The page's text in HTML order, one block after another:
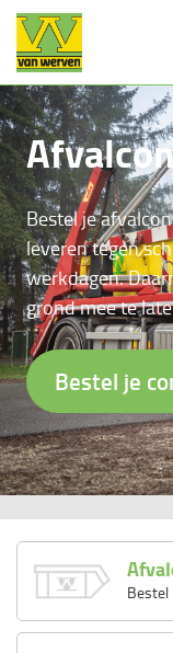
dat doen we al
aan te
We werken samen
onze wereld
Bestel